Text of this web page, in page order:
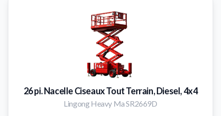
26 pi. Nacelle Ciseaux Tout Terrain, Diesel, 4x4
Lingong Heavy Ma SR2669D